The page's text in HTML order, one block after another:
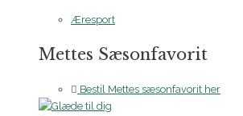
Æresport
Mettes Sæsonfavorit
Bestil Mettes sæsonfavorit her